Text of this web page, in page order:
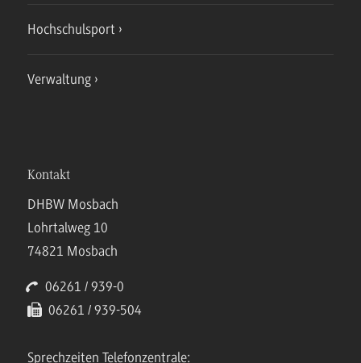
Hochschulsport
Verwaltung
Kontakt
DHBW Mosbach
Lohrtalweg 10
74821 Mosbach
06261 / 939-0
06261 / 939-504
Sprechzeiten Telefonzentrale: